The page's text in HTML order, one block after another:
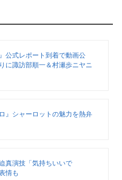
公式レポート到着で動画公
諏訪部順一＆村瀬歩ニヤニ
』シャーロットの魅力を熱弁
真演技「気持ちいいで
情も